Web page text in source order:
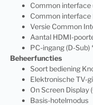
Common interface
Common interface
Versie Common
Aantal HDMI-
PC-ingang (D-Sub)
Beheerfuncties
Soort bediening
Elektronische TV-
On Screen Display
Basis-hotelmodus